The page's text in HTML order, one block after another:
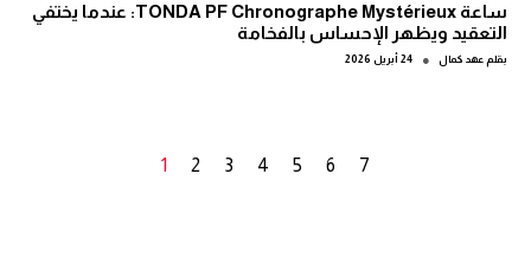
ساعة TONDA PF Chronographe Mystérieux: عندما يختفي
التعقيد ويظهر الإحساس بالفخامة
بقلم عهد كمال ● 24 أبريل 2026
1 2 3 4 5 6 7